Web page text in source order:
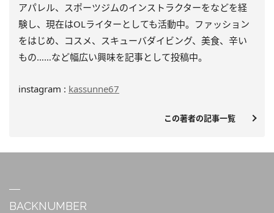
アパレル、スポーツジムのインストラクターをなどを経
験し、 現在はOLライターとしても活動中。ファッション
をはじめ、 コスメ、スキューバダイビング、美食、辛い
もの……など幅広い興味を記事として投稿中。
instagram : kassunne67
この著者の記事一覧
BACKNUMBER